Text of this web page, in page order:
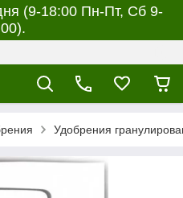
(9-18:00 Пн-Пт, Сб 9-
Удобрения